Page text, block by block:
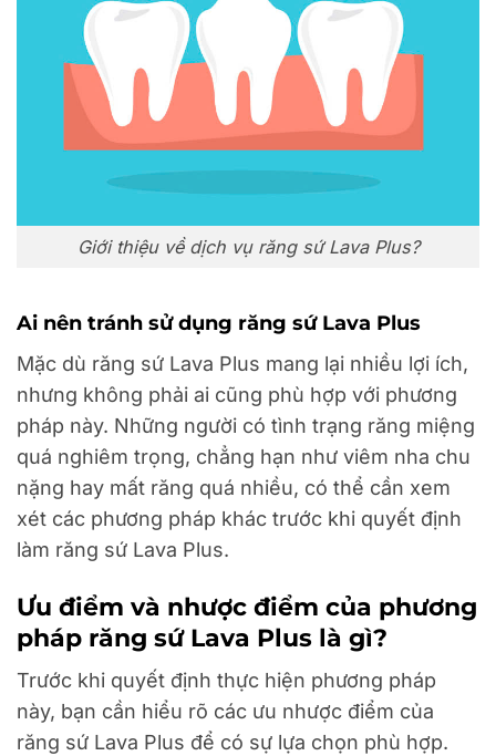
Giới thiệu về dịch vụ răng sứ Lava Plus?
Ai nên tránh sử dụng răng sứ Lava Plus
Mặc dù răng sứ Lava Plus mang lại nhiều lợi ích,
nhưng không phải ai cũng phù hợp với phương
pháp này. Những người có tình trạng răng miệng
quá nghiêm trọng, chẳng hạn như viêm nha chu
nặng hay mất răng quá nhiều, có thể cần xem
xét các phương pháp khác trước khi quyết định
làm răng sứ Lava Plus.
Ưu điểm và nhược điểm của phương
pháp răng sứ Lava Plus là gì?
Trước khi quyết định thực hiện phương pháp
này, bạn cần hiểu rõ các ưu nhược điểm của
răng sứ Lava Plus để có sự lựa chọn phù hợp.